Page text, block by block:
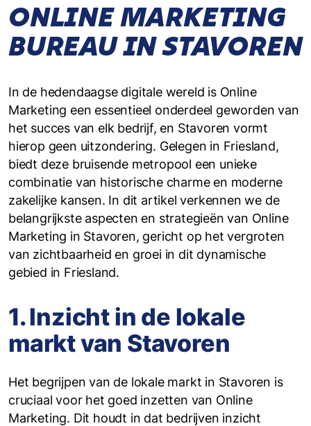
ONLINE MARKETING
BUREAU IN STAVOREN
In de hedendaagse digitale wereld is Online
Marketing een essentieel onderdeel geworden van
het succes van elk bedrijf, en Stavoren vormt
hierop geen uitzondering. Gelegen in Friesland,
biedt deze bruisende metropool een unieke
combinatie van historische charme en moderne
zakelijke kansen. In dit artikel verkennen we de
belangrijkste aspecten en strategieën van Online
Marketing in Stavoren, gericht op het vergroten
van zichtbaarheid en groei in dit dynamische
gebied in Friesland.
1. Inzicht in de lokale
markt van Stavoren
Het begrijpen van de lokale markt in Stavoren is
cruciaal voor het goed inzetten van Online
Marketing. Dit houdt in dat bedrijven inzicht